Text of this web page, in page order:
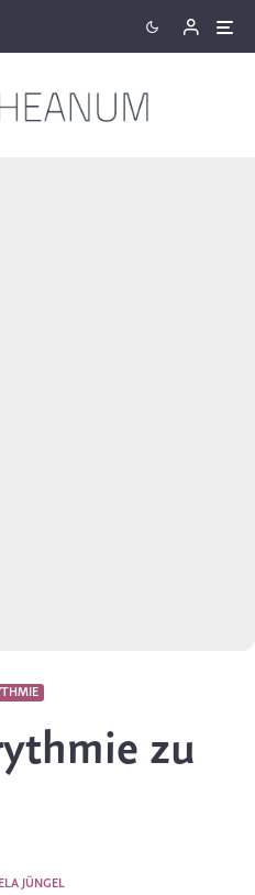
zu
JÜNGEL